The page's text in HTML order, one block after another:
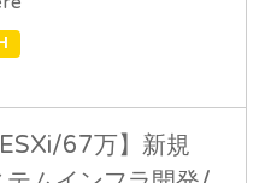
67万】新規